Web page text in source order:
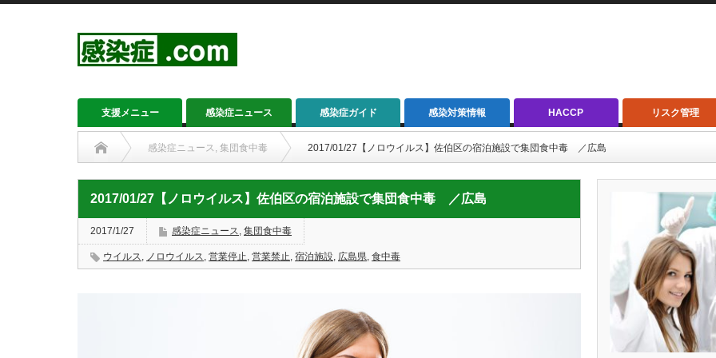
支援メニュー 感染症ニュース 感染症ガイド 感染対策情報 HACCP リスク管理
感染症ニュース, 集団食中毒 2017/01/27【ノロウイルス】佐伯区の宿泊施設で集団食中毒 ／広島
2017/01/27【ノロウイルス】佐伯区の宿泊施設で集団食中毒 ／広島
2017/1/27 感染症ニュース, 集団食中毒
ウイルス, ノロウイルス, 営業停止, 営業禁止, 宿泊施設, 広島県, 食中毒